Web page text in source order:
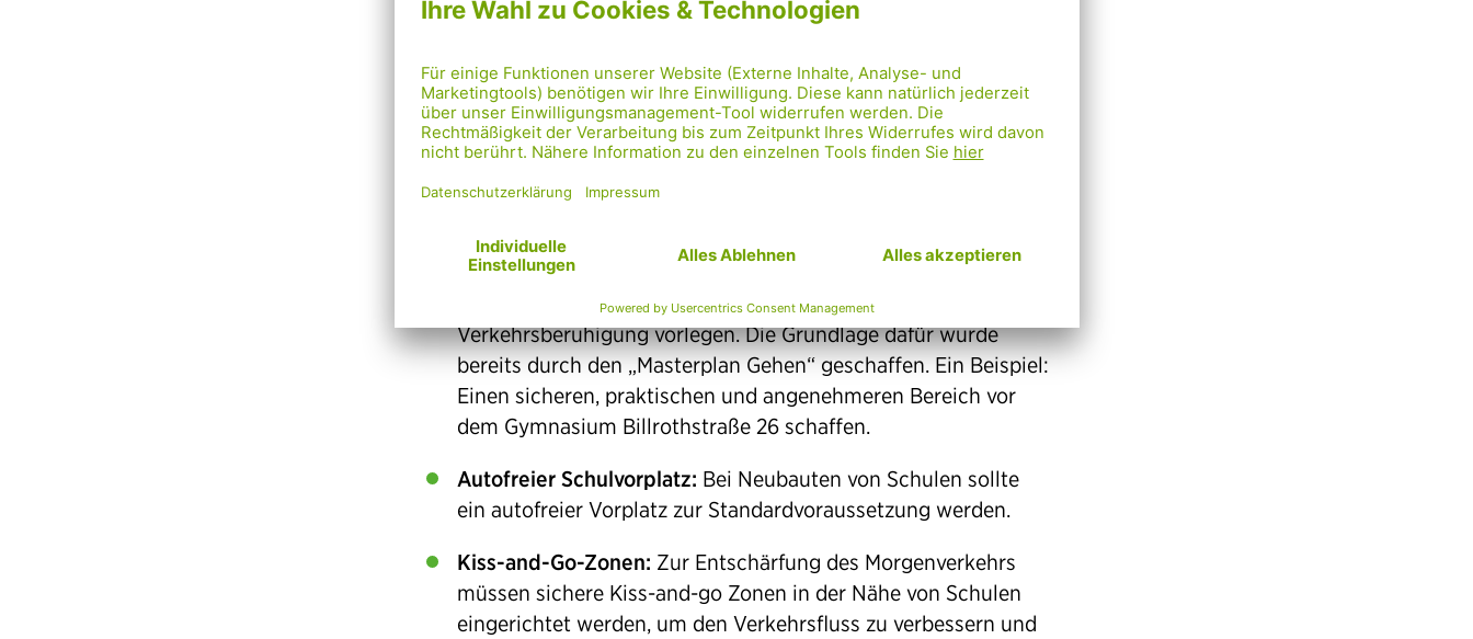
Unsere Forderungen für mehr
Schulwegsicherheit
Sofortmaßnahme:Die Einrichtung von Schulstraßen muss
dringend vorangetrieben werden. Ein Beispiel: Volkschule
Oskar-Spiel-Gasse
Masterplan Schulvorplätze:
Döbling soll eine umfassende
Strategie entwickeln, das Umfeld aller Schulen und
Kindergärten evaluieren und konkrete Pläne zur
Verkehrsberuhigung vorlegen. Die Grundlage dafür wurde
bereits durch den „Masterplan Gehen“ geschaffen. Ein Beispiel:
Einen sicheren, praktischen und angenehmeren Bereich vor
dem Gymnasium Billrothstraße 26 schaffen.
Autofreier Schulvorplatz: Bei Neubauten von Schulen sollte
ein autofreier Vorplatz zur Standardvoraussetzung werden.
Kiss-and-Go-Zonen: Zur Entschärfung des Morgenverkehrs
müssen sichere Kiss-and-go Zonen in der Nähe von Schulen
eingerichtet werden, um den Verkehrsfluss zu verbessern und